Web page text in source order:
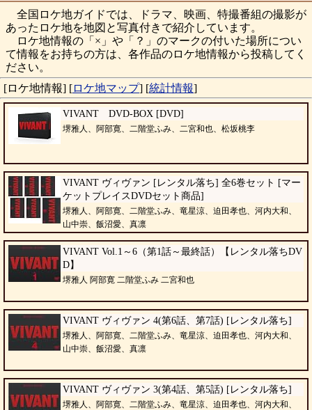
全国ロケ地ガイドでは、ドラマ、映画、特撮番組の撮影が
あったロケ地を地図と写真付きで紹介しています。
ロケ地情報の「×」や「？」のマークの付いた場所につい
て情報をお持ちの方は、各作品のロケ地情報から投稿してく
ださい。
[ロケ地情報] [ロケ地マップ] [統計情報]
VIVANT DVD-BOX [DVD]
堺雅人、阿部寛、二階堂ふみ、二宮和也、松坂桃李
VIVANT ヴィヴァン [レンタル落ち] 全6巻セット [マー
ケットプレイスDVDセット商品]
堺雅人、阿部寛、二階堂ふみ、竜星涼、迫田孝也、河内大和、
山中崇、飯沼愛、真凛
VIVANT Vol.1～6（第1話～最終話）【レンタル落ちDV
D】
堺雅人 阿部寛 二階堂ふみ 二宮和也
VIVANT ヴィヴァン 4(第6話、第7話) [レンタル落ち]
堺雅人、阿部寛、二階堂ふみ、竜星涼、迫田孝也、河内大和、
山中崇、飯沼愛、真凛
VIVANT ヴィヴァン 3(第4話、第5話) [レンタル落ち]
堺雅人、阿部寛、二階堂ふみ、竜星涼、迫田孝也、河内大和、